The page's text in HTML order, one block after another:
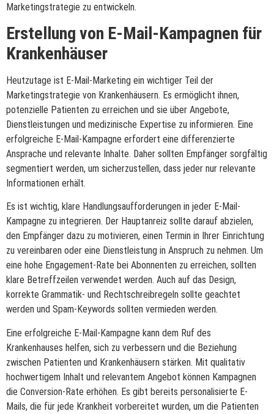
Marketingstrategie zu entwickeln.
Erstellung von E-Mail-Kampagnen für
Krankenhäuser
Heutzutage ist E-Mail-Marketing ein wichtiger Teil der
Marketingstrategie von Krankenhäusern. Es ermöglicht ihnen,
potenzielle Patienten zu erreichen und sie über Angebote,
Dienstleistungen und medizinische Expertise zu informieren. Eine
erfolgreiche E-Mail-Kampagne erfordert eine differenzierte
Ansprache und relevante Inhalte. Daher sollten Empfänger sorgfältig
segmentiert werden, um sicherzustellen, dass jeder nur relevante
Informationen erhält.
Es ist wichtig, klare Handlungsaufforderungen in jeder E-Mail-
Kampagne zu integrieren. Der Hauptanreiz sollte darauf abzielen,
den Empfänger dazu zu motivieren, einen Termin in Ihrer Einrichtung
zu vereinbaren oder eine Dienstleistung in Anspruch zu nehmen. Um
eine hohe Engagement-Rate bei Abonnenten zu erreichen, sollten
klare Betreffzeilen verwendet werden. Auch auf das Design,
korrekte Grammatik- und Rechtschreibregeln sollte geachtet
werden und Spam-Keywords sollten vermieden werden.
Eine erfolgreiche E-Mail-Kampagne kann dem Ruf des
Krankenhauses helfen, sich zu verbessern und die Beziehung
zwischen Patienten und Krankenhäusern stärken. Mit qualitativ
hochwertigem Inhalt und relevantem Angebot können Kampagnen
die Conversion-Rate erhöhen. Es gibt bereits personalisierte E-
Mails, die für jede Krankheit vorbereitet wurden, um die Patienten